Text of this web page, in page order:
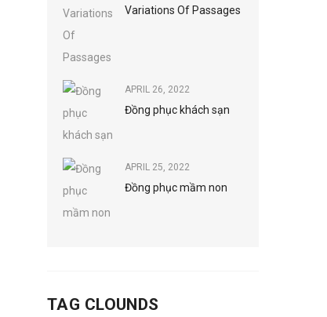
Variations Of Passages
APRIL 26, 2022
Đồng phục khách sạn
APRIL 25, 2022
Đồng phục mầm non
TAG CLOUNDS